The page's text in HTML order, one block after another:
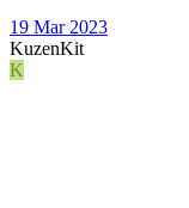
19 Mar 2023
KuzenKit
K